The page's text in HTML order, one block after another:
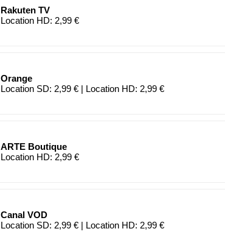
Rakuten TV
Location HD: 2,99 €
Orange
Location SD: 2,99 € | Location HD: 2,99 €
ARTE Boutique
Location HD: 2,99 €
Canal VOD
Location SD: 2,99 € | Location HD: 2,99 €